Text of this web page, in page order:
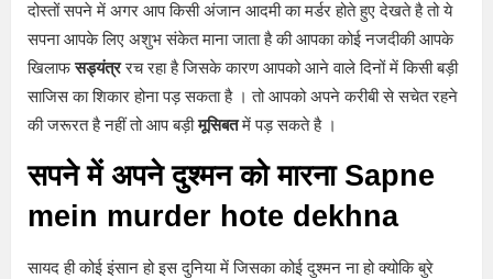
दोस्तों सपने में अगर आप किसी अंजान आदमी का मर्डर होते हुए देखते है तो ये
सपना आपके लिए अशुभ संकेत माना जाता है की आपका कोई नजदीकी आपके
खिलाफसड्यंत्ररच रहा है जिसके कारण आपको आने वाले दिनों में किसी बड़ी
साजिस का शिकार होना पड़ सकता है । तो आपको अपने करीबी से सचेत रहने
की जरूरत है नहीं तो आप बड़ीमूसिबतमें पड़ सकते है ।
सपने में अपने दुश्मन को मारना Sapne
mein murder hote dekhna
सायद ही कोई इंसान हो इस दुनिया में जिसका कोई दुश्मन ना हो क्योकि बुरे